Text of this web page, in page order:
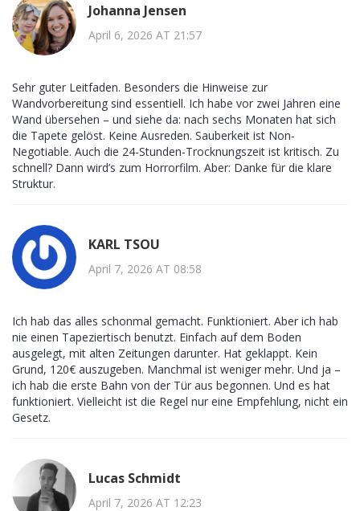
Johanna Jensen
April 6, 2026 AT 21:57
Sehr guter Leitfaden. Besonders die Hinweise zur
Wandvorbereitung sind essentiell. Ich habe vor zwei Jahren eine
Wand übersehen – und siehe da: nach sechs Monaten hat sich
die Tapete gelöst. Keine Ausreden. Sauberkeit ist Non-
Negotiable. Auch die 24-Stunden-Trocknungszeit ist kritisch. Zu
schnell? Dann wird’s zum Horrorfilm. Aber: Danke für die klare
Struktur.
KARL TSOU
April 7, 2026 AT 08:58
Ich hab das alles schonmal gemacht. Funktioniert. Aber ich hab
nie einen Tapeziertisch benutzt. Einfach auf dem Boden
ausgelegt, mit alten Zeitungen darunter. Hat geklappt. Kein
Grund, 120€ auszugeben. Manchmal ist weniger mehr. Und ja –
ich hab die erste Bahn von der Tür aus begonnen. Und es hat
funktioniert. Vielleicht ist die Regel nur eine Empfehlung, nicht ein
Gesetz.
Lucas Schmidt
April 7, 2026 AT 12:23